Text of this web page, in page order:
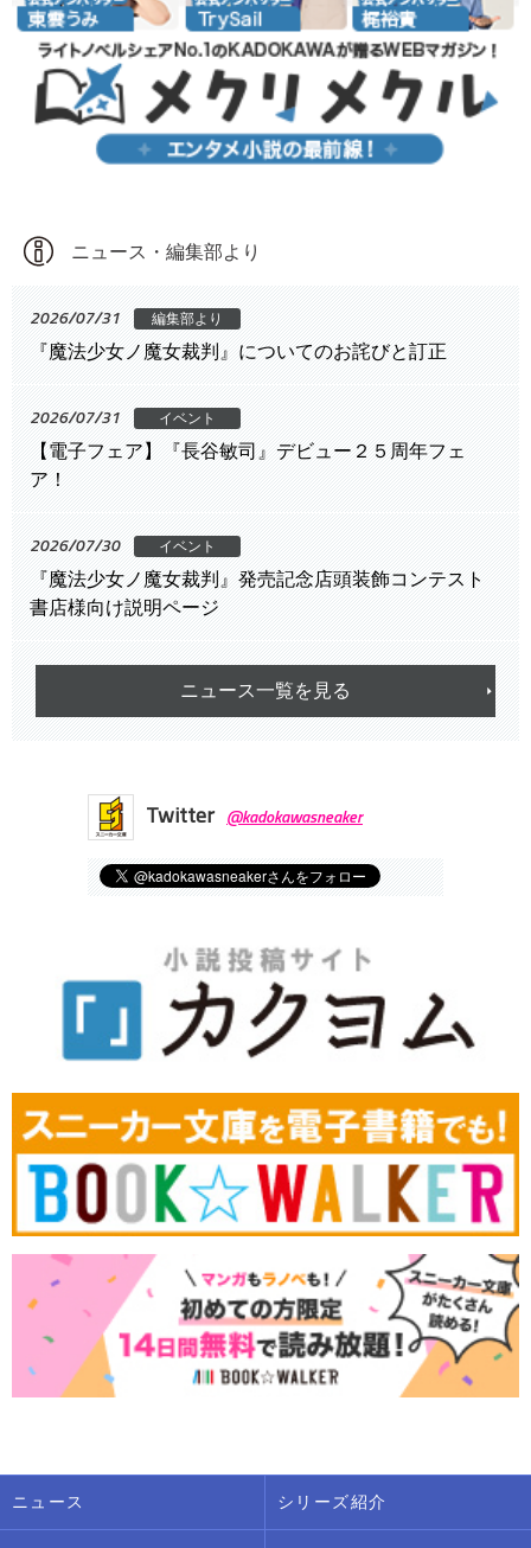
ニュース・編集部より
2026/07/31 編集部より
『魔法少女ノ魔女裁判』についてのお詫びと訂正
2026/07/31 イベント
【電子フェア】『長谷敏司』デビュー２５周年フェ
ア！
2026/07/30 イベント
『魔法少女ノ魔女裁判』発売記念店頭装飾コンテスト
書店様向け説明ページ
ニュース一覧を見る
Twitter @kadokawasneaker
ニュース シリーズ紹介